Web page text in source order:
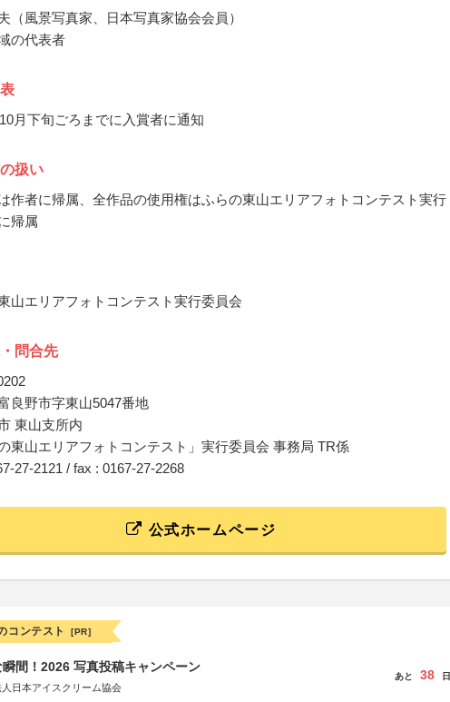
（風景写真家、日本写真家協会会員）
の代表者
月下旬ごろまでに入賞者に通知
扱い
作者に帰属、全作品の使用権はふらの東山エリアフォトコンテスト実行
帰属
山エリアフォトコンテスト実行委員会
問合先
良野市字東山5047番地
東山支所内
の東山エリアフォトコンテスト」実行委員会 事務局 TR係
27-2121 / fax : 0167-27-2268
公式ホームページ
コンテスト [PR]
瞬間！2026 写真投稿キャンペーン
日本アイスクリーム協会
あと 38 日